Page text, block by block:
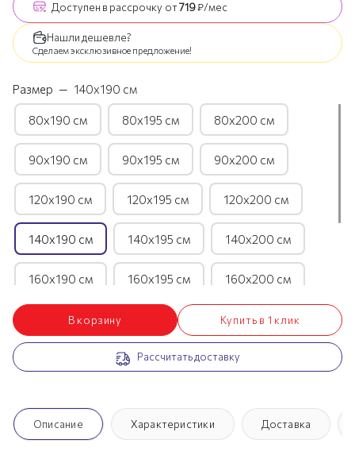
Доступен в рассрочку от719₽/мес
Нашли дешевле?
Сделаем эксклюзивное предложение!
Размер — 140х190 см
80х190 см 80х195 см 80х200 см
90х190 см 90х195 см 90х200 см
120х190 см 120х195 см 120х200 см
140х190 см 140х195 см 140х200 см
160х190 см 160х195 см 160х200 см
180х190 см 180х195 см 180х200 см
200х195 см 200х200 см
В корзину Купить в 1 клик
Рассчитать доставку
Описание Характеристики Доставка